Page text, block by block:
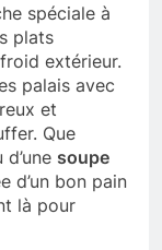
spéciale à
plats
extérieur.
palais avec
et
Que
d’une soupe
d’un bon pain
là pour